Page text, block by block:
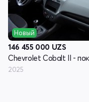
Новый
146 455 000 UZS
2025